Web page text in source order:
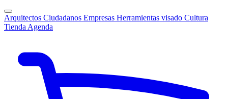
Arquitectos Ciudadanos Empresas Herramientas visado Cultura
Tienda Agenda